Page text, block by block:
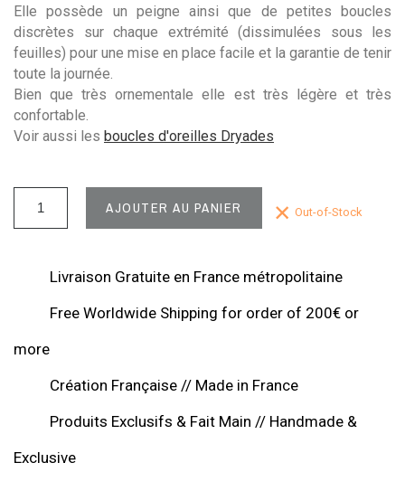
Elle possède un peigne ainsi que de petites boucles
discrètes sur chaque extrémité (dissimulées sous les
feuilles) pour une mise en place facile et la garantie de tenir
toute la journée.
Bien que très ornementale elle est très légère et très
confortable.
Voir aussi les boucles d'oreilles Dryades
AJOUTER AU PANIER Out-of-Stock
Livraison Gratuite en France métropolitaine
Free Worldwide Shipping for order of 200€ or
more
Création Française // Made in France
Produits Exclusifs & Fait Main // Handmade &
Exclusive